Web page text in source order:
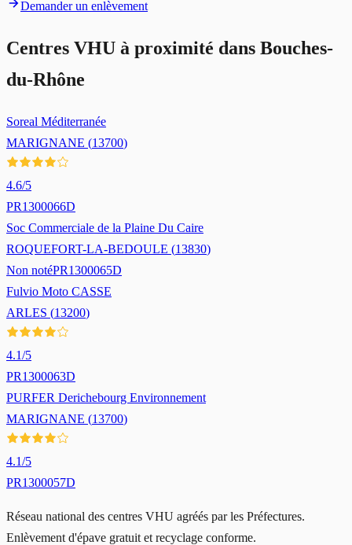
Demander un enlèvement
Centres VHU à proximité dans Bouches-
du-Rhône
Soreal Méditerranée
MARIGNANE (13700)
4.6/5
PR1300066D
Soc Commerciale de la Plaine Du Caire
ROQUEFORT-LA-BEDOULE (13830)
Non notéPR1300065D
Fulvio Moto CASSE
ARLES (13200)
4.1/5
PR1300063D
PURFER Derichebourg Environnement
MARIGNANE (13700)
4.1/5
PR1300057D
Réseau national des centres VHU agréés par les Préfectures.
Enlèvement d'épave gratuit et recyclage conforme.